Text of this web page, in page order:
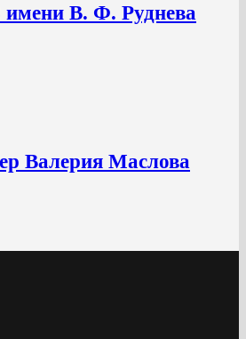
имени В. Ф. Руднева
Валерия Маслова